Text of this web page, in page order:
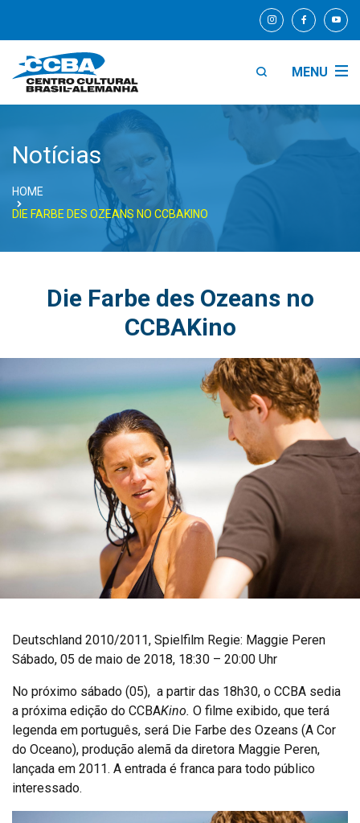
MENU
Notícias
HOME
DIE FARBE DES OZEANS NO CCBAKINO
Die Farbe des Ozeans no
CCBAKino
Deutschland 2010/2011, Spielfilm Regie: Maggie Peren
Sábado, 05 de maio de 2018, 18:30 – 20:00 Uhr
No próximo sábado (05), a partir das 18h30, o CCBA sedia
a próxima edição do CCBAKino. O filme exibido, que terá
legenda em português, será Die Farbe des Ozeans (A Cor
do Oceano), produção alemã da diretora Maggie Peren,
lançada em 2011. A entrada é franca para todo público
interessado.